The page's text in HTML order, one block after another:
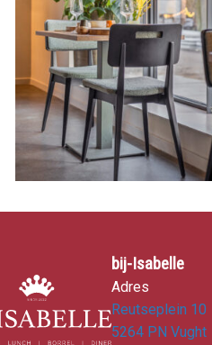
bij-Isabelle
Adres
Reutseplein 10
5264 PN Vught